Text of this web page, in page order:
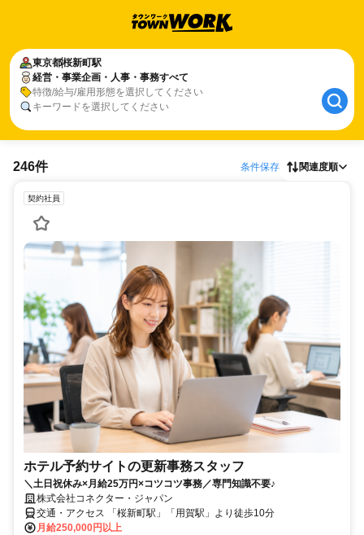
東京都桜新町駅
経営・事業企画・人事・事務すべて
特徴/給与/雇用形態を選択してください
キーワードを選択してください
246件 条件保存 関連度順
契約社員
ホテル予約サイトの更新事務スタッフ
＼土日祝休み×月給25万円×コツコツ事務／専門知識不要♪
株式会社コネクター・ジャパン
交通・アクセス 「桜新町駅」「用賀駅」より徒歩10分
月給250,000円以上